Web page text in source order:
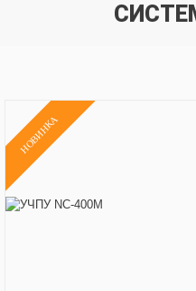
НОВИНКА